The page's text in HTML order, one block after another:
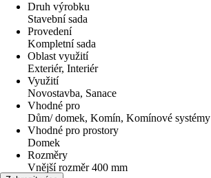
Druh výrobku
Stavební sada
Provedení
Kompletní sada
Oblast využití
Exteriér, Interiér
Využití
Novostavba, Sanace
Vhodné pro
Dům/ domek, Komín, Komínové systémy
Vhodné pro prostory
Domek
Rozměry
Vnější rozměr 400 mm